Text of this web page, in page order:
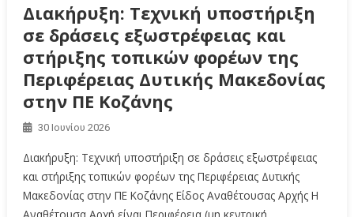
Διακήρυξη: Τεχνική υποστήριξη
σε δράσεις εξωστρέφειας και
στήριξης τοπικών φορέων της
Περιφέρειας Δυτικής Μακεδονίας
στην ΠΕ Κοζάνης
30 Ιουνίου 2026
Διακήρυξη: Τεχνική υποστήριξη σε δράσεις εξωστρέφειας
και στήριξης τοπικών φορέων της Περιφέρειας Δυτικής
Μακεδονίας στην ΠΕ Κοζάνης Είδος Αναθέτουσας Αρχής Η